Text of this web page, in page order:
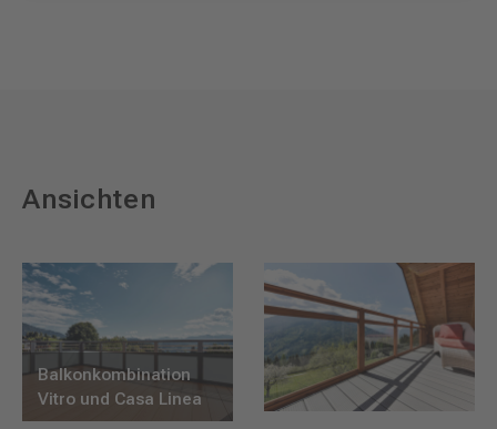
Ansichten
Balkonkombination
Vitro und Casa Linea